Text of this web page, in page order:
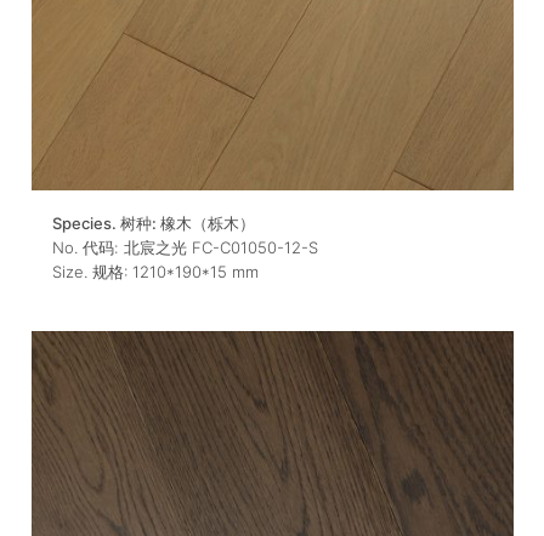
Species. 树种: 橡木（栎木）
No. 代码: 北宸之光 FC-C01050-12-S
Size. 规格: 1210*190*15 mm